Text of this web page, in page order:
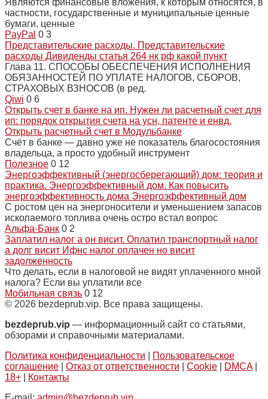
Являются финансовые вложения, к которым относятся, в
частности, государственные и муниципальные ценные
бумаги, ценные
PayPal 0 3
Представительские расходы. Представительские
расходы Дивиденды статья 264 нк рф какой пункт
Глава 11. СПОСОБЫ ОБЕСПЕЧЕНИЯ ИСПОЛНЕНИЯ
ОБЯЗАННОСТЕЙ ПО УПЛАТЕ НАЛОГОВ, СБОРОВ,
СТРАХОВЫХ ВЗНОСОВ (в ред.
Qiwi 0 6
Открыть счет в банке на ип. Нужен ли расчетный счет для
ип: порядок открытия счета на усн, патенте и енвд.
Открыть расчетный счет в Модульбанке
Счёт в банке — давно уже не показатель благосостояния
владельца, а просто удобный инструмент
Полезное 0 12
Энергоэффективный (энергосберегающий) дом: теория и
практика. Энергоэффективный дом. Как повысить
энергоэффективность дома Энергоэффективный дом
С ростом цен на энергоносители и уменьшением запасов
ископаемого топлива очень остро встал вопрос
Альфа-Банк 0 2
Заплатил налог а он висит. Оплатил транспортный налог
а долг висит Ифнс налог оплачен но висит
задолженность
Что делать, если в налоговой не видят уплаченного мной
налога? Если вы уплатили все
Мобильная связь 0 12
© 2026 bezdeprub.vip. Все права защищены.
bezdeprub.vip — информационный сайт со статьями,
обзорами и справочными материалами.
Политика конфиденциальности
Пользовательское
соглашение
Отказ от ответственности Cookie DMCA|
18+
Контакты